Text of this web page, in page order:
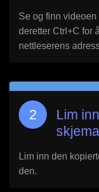
Se og finn videoen
deretter Ctrl+C for
nettleserens
Lim
Lim inn den
den.